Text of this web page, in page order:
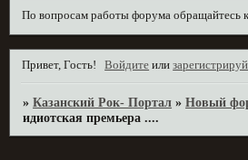
По вопросам работы форума обращайтесь
Привет, Гость! Войдите или
»Казанский Рок- Портал »Новый
идиотская премьера ....